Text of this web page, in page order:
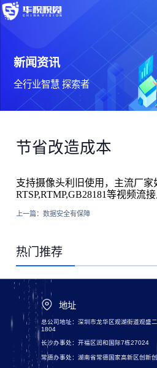
新闻资讯
全行业智慧 探索者
节省改造成本
支持摄像头利旧使用，主流厂家
RTSP,RTMP,GB28181等视频流接
上一篇： 数据安全有保障
热门推荐
地址
总公司地址：深圳市龙华区观湖街道观盛
1804
长沙办事处：开福区润和国际7栋27024
常德办事处：湖南省常德国家高新区创新